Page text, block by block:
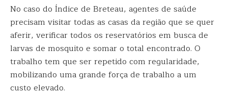
No caso do Índice de Breteau, agentes de saúde
precisam visitar todas as casas da região que se quer
aferir, verificar todos os reservatórios em busca de
larvas de mosquito e somar o total encontrado. O
trabalho tem que ser repetido com regularidade,
mobilizando uma grande força de trabalho a um
custo elevado.